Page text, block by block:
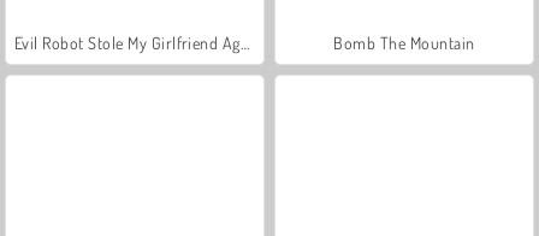
Bomb The Mountain